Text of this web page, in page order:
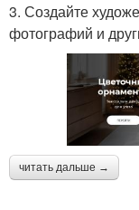
3. Создайте
фотографий и
читать дальше →